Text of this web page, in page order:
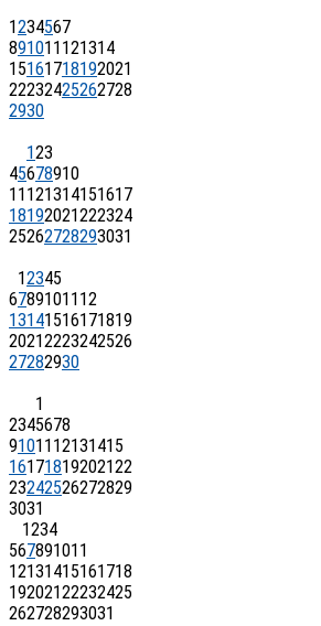
1234567
891011 121314
15161718192021
22232425262728
2930
123
45678910
11 121314151617
18192021222324
25262728293031
12345
67891011 12
13141516171819
20212223242526
27282930
1
2345678
91011 12131415
16171819202122
23242526272829
3031
1234
567891011
12131415161718
19202122232425
262728293031